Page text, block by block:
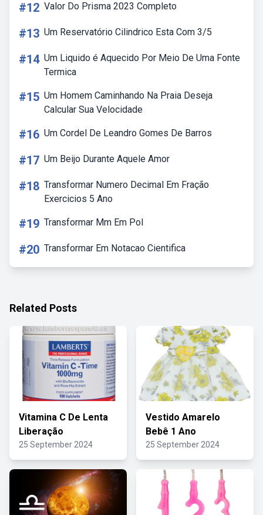
#12 Valor Do Prisma 2023 Completo
#13 Um Reservatório Cilindrico Esta Com 3/5
#14 Um Liquido é Aquecido Por Meio De Uma Fonte
Termica
#15 Um Homem Caminhando Na Praia Deseja
Calcular Sua Velocidade
#16 Um Cordel De Leandro Gomes De Barros
#17 Um Beijo Durante Aquele Amor
#18 Transformar Numero Decimal Em Fração
Exercicios 5 Ano
#19 Transformar Mm Em Pol
#20 Transformar Em Notacao Cientifica
Related Posts
Vitamina C De Lenta
Liberação
25 September 2024
Vestido Amarelo
Bebê 1 Ano
25 September 2024